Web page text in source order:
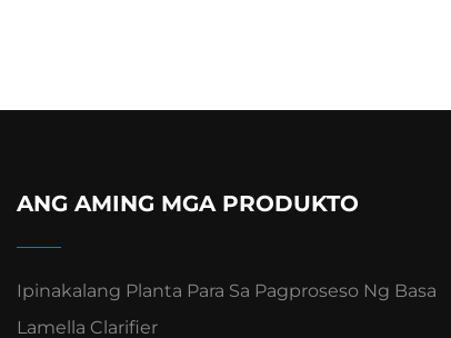
ANG AMING MGA PRODUKTO
Ipinakalang Planta Para Sa Pagproseso Ng Basa
Lamella Clarifier